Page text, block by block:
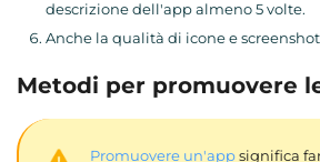
descrizione dell'app almeno 5 volte.
Anche la qualità di icone e
Metodi per promuovere
Promuovere un'appsignifica